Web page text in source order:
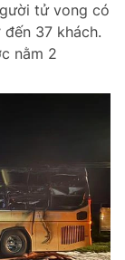
tử vong có
37 khách.
nằm 2